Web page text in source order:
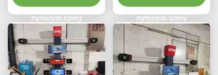
лучшую цену лучшую цену